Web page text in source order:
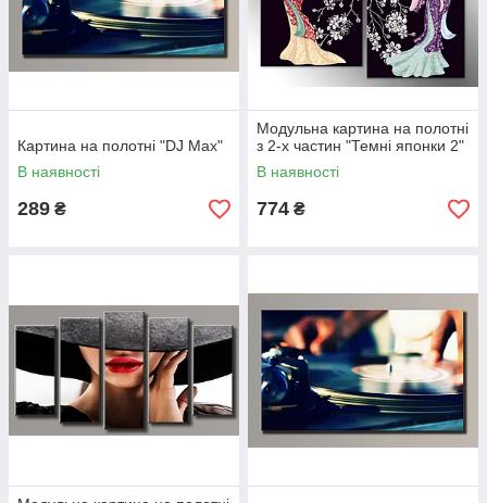
Картина на полотні "DJ Max"
В наявності
289 ₴
Модульна картина на полотні
з 2-х частин "Темні японки 2"
В наявності
774 ₴